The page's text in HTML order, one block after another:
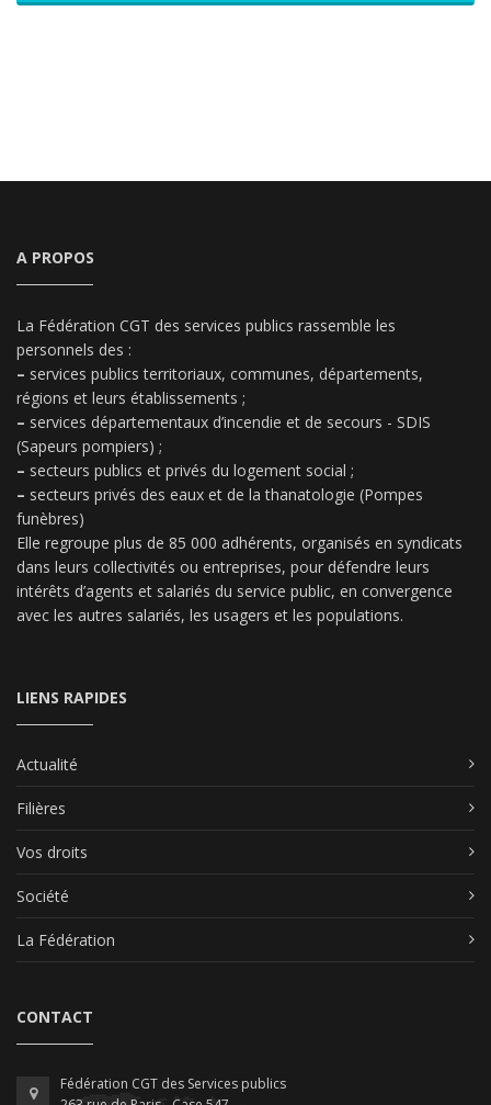
A PROPOS
La Fédération CGT des services publics rassemble les
personnels des :
– services publics territoriaux, communes, départements,
régions et leurs établissements ;
– services départementaux d’incendie et de secours - SDIS
(Sapeurs pompiers) ;
– secteurs publics et privés du logement social ;
– secteurs privés des eaux et de la thanatologie (Pompes
funèbres)
Elle regroupe plus de 85 000 adhérents, organisés en syndicats
dans leurs collectivités ou entreprises, pour défendre leurs
intérêts d’agents et salariés du service public, en convergence
avec les autres salariés, les usagers et les populations.
LIENS RAPIDES
Actualité
Filières
Vos droits
Société
La Fédération
CONTACT
Fédération CGT des Services publics